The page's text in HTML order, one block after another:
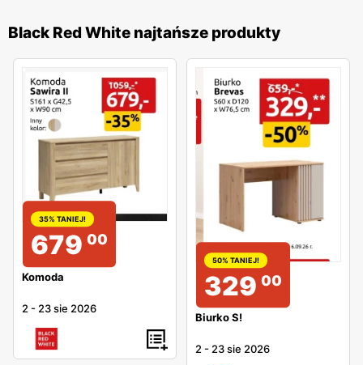
Black Red White najtańsze produkty
35% TANIEJ!
679 00
Komoda
2 - 23 sie 2026
50% TANIEJ!
329 00
Biurko S!
2 - 23 sie 2026